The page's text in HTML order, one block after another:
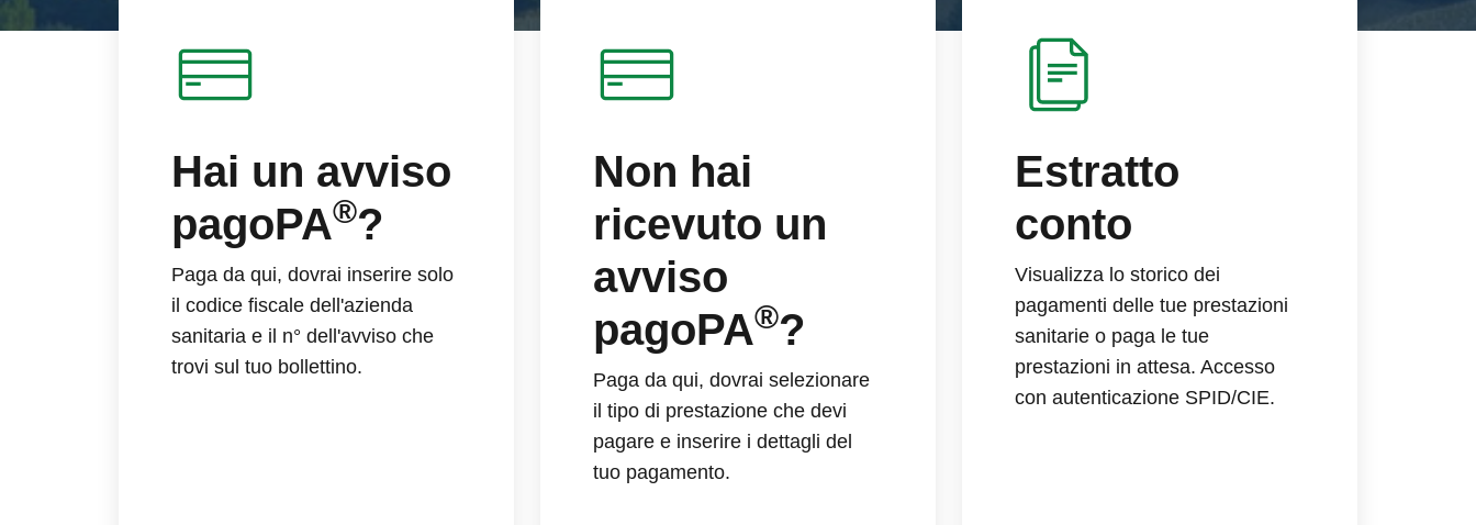
Hai un avviso
pagoPA®?
Paga da qui, dovrai inserire solo
il codice fiscale dell'azienda
sanitaria e il n° dell'avviso che
trovi sul tuo bollettino.
Non hai
ricevuto un
avviso
pagoPA®?
Paga da qui, dovrai selezionare
il tipo di prestazione che devi
pagare e inserire i dettagli del
tuo pagamento.
Estratto
conto
Visualizza lo storico dei
pagamenti delle tue prestazioni
sanitarie o paga le tue
prestazioni in attesa. Accesso
con autenticazione SPID/CIE.